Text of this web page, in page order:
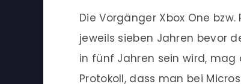
Die Vorgänger Xbox One
jeweils sieben Jahren bevor
in fünf Jahren sein wird,
Protokoll, dass man bei